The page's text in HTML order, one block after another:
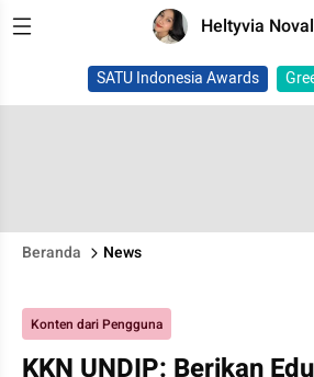
Heltyvia
SATU Indonesia Awards
Beranda News
Konten dari Pengguna
KKN UNDIP: Berikan